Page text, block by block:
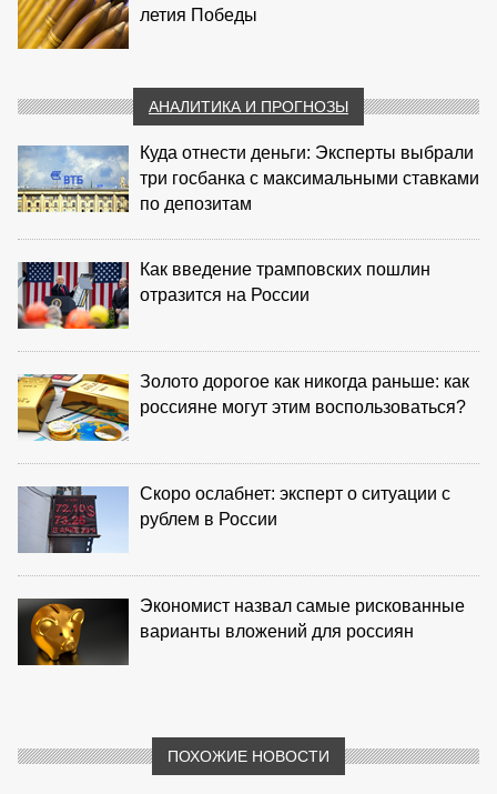
летия Победы
АНАЛИТИКА И ПРОГНОЗЫ
Куда отнести деньги: Эксперты выбрали
три госбанка с максимальными ставками
по депозитам
Как введение трамповских пошлин
отразится на России
Золото дорогое как никогда раньше: как
россияне могут этим воспользоваться?
Скоро ослабнет: эксперт о ситуации с
рублем в России
Экономист назвал самые рискованные
варианты вложений для россиян
ПОХОЖИЕ НОВОСТИ